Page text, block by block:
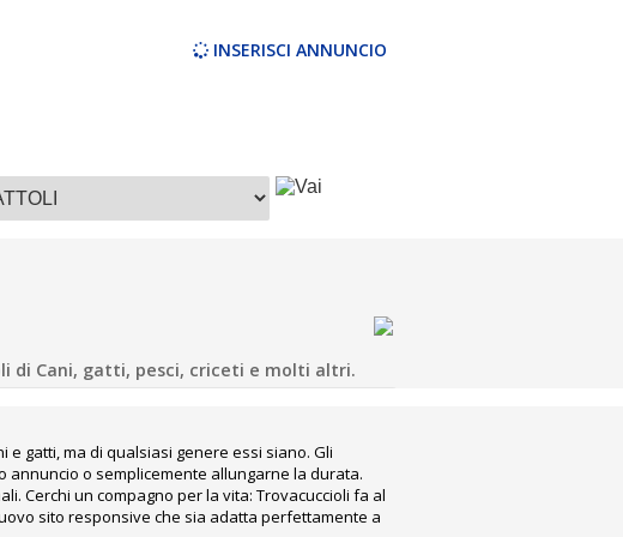
INSERISCI ANNUNCIO
Campania
di Cani, gatti, pesci, criceti e molti altri.
gatti, ma di qualsiasi genere essi siano. Gli
annuncio o semplicemente allungarne la durata.
Cerchi un compagno per la vita: Trovacuccioli fa al
sito responsive che sia adatta perfettamente a